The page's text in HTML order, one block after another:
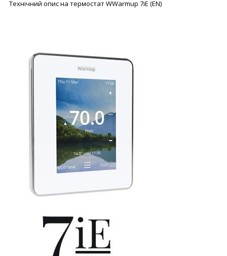
Технічний опис на термостат WWarmup 7iE (EN)